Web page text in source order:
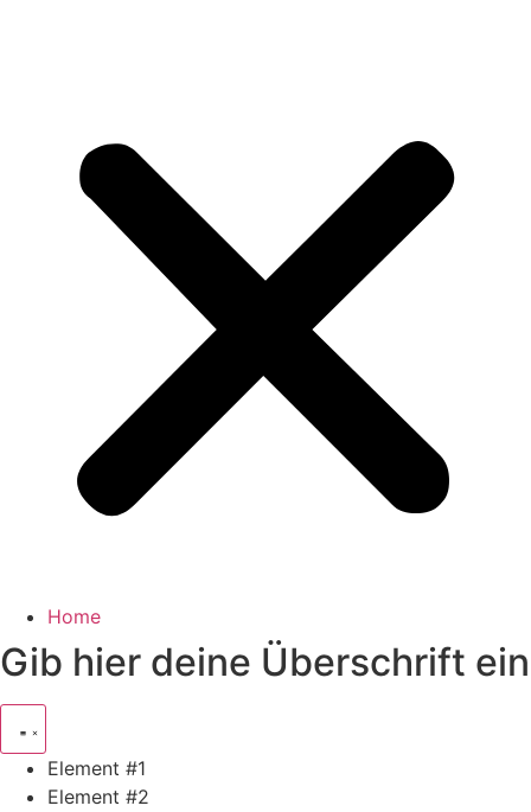
Home
Gib hier deine Überschrift ein
Element #1
Element #2